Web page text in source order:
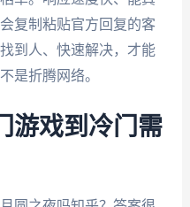
复制粘贴官方回复的客
到人、快速解决，才能
是折腾网络。
游戏到冷门需